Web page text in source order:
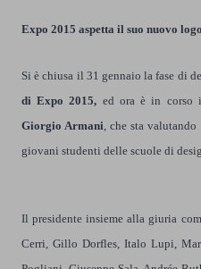
Expo 2015 aspetta il suo nuovo logo
Si è chiusa il 31 gennaio la fase di
di Expo 2015, ed ora è in corso
Giorgio Armani , che sta
giovani studenti delle scuole di
Il presidente insieme alla giuria
Cerri, Gillo Dorfles, Italo Lupi,